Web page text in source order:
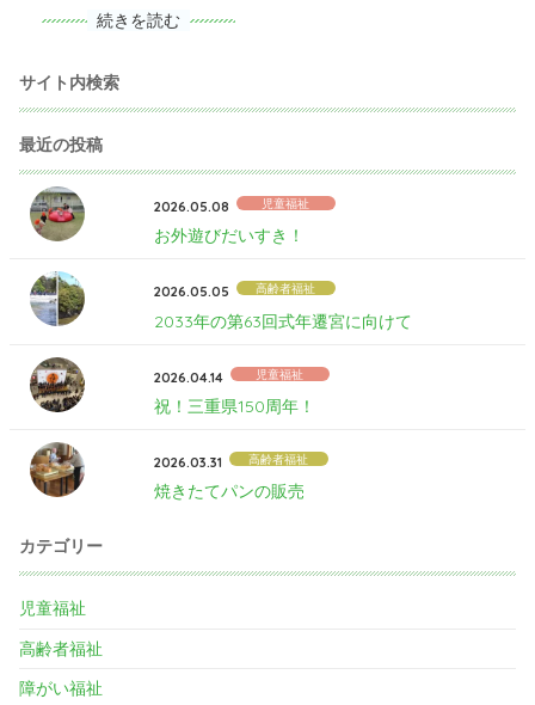
続きを読む
サイト内検索
最近の投稿
2026.05.08 児童福祉
お外遊びだいすき！
2026.05.05 高齢者福祉
2033年の第63回式年遷宮に向けて
2026.04.14 児童福祉
祝！三重県150周年！
2026.03.31 高齢者福祉
焼きたてパンの販売
カテゴリー
児童福祉
高齢者福祉
障がい福祉